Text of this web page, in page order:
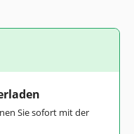
Sie sofort mit der